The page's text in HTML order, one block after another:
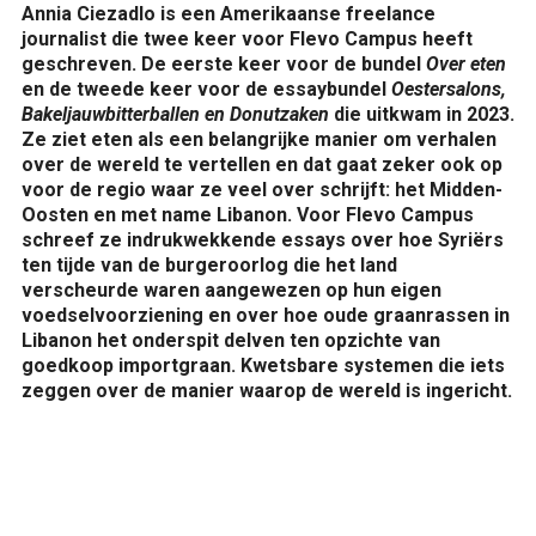
OVER
FOOD PIONEERS
Annia Ciezadlo is een Amerikaanse freelance
journalist die twee keer voor Flevo Campus heeft
geschreven. De eerste keer voor de bundel Over eten
en de tweede keer voor de essaybundel Oestersalons,
Bakeljauwbitterballen en Donutzaken die uitkwam in 2023.
Ze ziet eten als een belangrijke manier om verhalen
over de wereld te vertellen en dat gaat zeker ook op
voor de regio waar ze veel over schrijft: het Midden-
Oosten en met name Libanon. Voor Flevo Campus
schreef ze indrukwekkende essays over hoe Syriërs
ten tijde van de burgeroorlog die het land
verscheurde waren aangewezen op hun eigen
voedselvoorziening en over hoe oude graanrassen in
Libanon het onderspit delven ten opzichte van
goedkoop importgraan. Kwetsbare systemen die iets
zeggen over de manier waarop de wereld is ingericht.